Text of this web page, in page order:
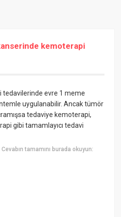
kemoterapi
tedavilerinde evre 1 meme
uygulanabilir. Ancak tümör
tedaviye kemoterapi,
gibi tamamlayıcı tedavi
Cevabın tamamını burada okuyun: